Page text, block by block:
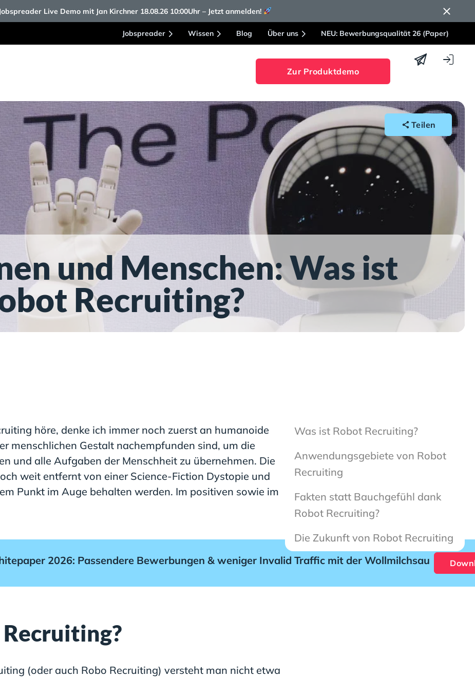
Jobspreader Live Demo mit Jan Kirchner 18.08.26 10:00Uhr – Jetzt anmelden!
Jobspreader Wissen Blog Über uns NEU: Bewerbungsqualität 26 (Paper)
Zur Produktdemo
Teilen
und Menschen: Was ist
Recruiting?
höre, denke ich immer noch zuerst an humanoide
menschlichen Gestalt nachempfunden sind, um die
und alle Aufgaben der Menschheit zu übernehmen. Die
weit entfernt von einer Science-Fiction Dystopie und
Punkt im Auge behalten werden. Im positiven sowie im
2026: Passendere Bewerbungen & weniger Invalid Traffic mit der Wollmilchsau
(oder auch Robo Recruiting) versteht man nicht etwa
Was ist Robot Recruiting?
Anwendungsgebiete von Robot
Recruiting
Fakten statt Bauchgefühl dank
Robot Recruiting?
Die Zukunft von Robot Recruiting